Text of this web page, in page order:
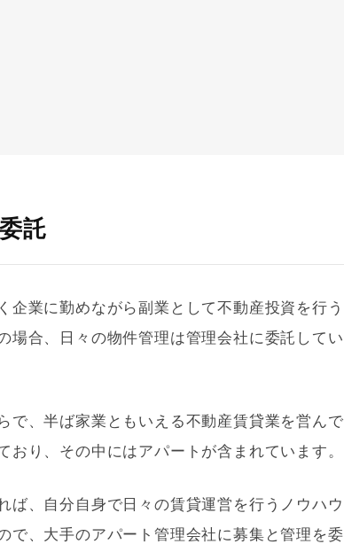
託
企業に勤めながら副業として不動産投資を行う
場合、日々の物件管理は管理会社に委託してい
で、半ば家業ともいえる不動産賃貸業を営んで
おり、その中にはアパートが含まれています。
ば、自分自身で日々の賃貸運営を行うノウハウ
で、大手のアパート 管理会社に募集と管理を委